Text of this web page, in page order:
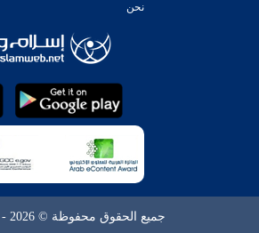
نحن
جميع الحقوق محفوظة © 2026 - 1998 لشبكة إسلام ويب